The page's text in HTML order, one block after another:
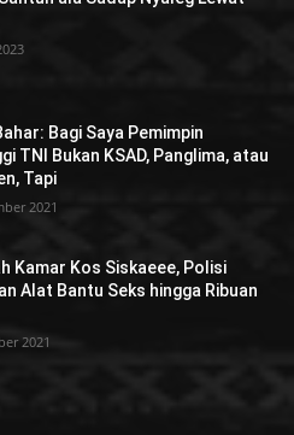
Bagi Saya Pemimpin
TNI Bukan KSAD, Panglima, atau
Tapi
2021
Kamar Kos Siskaeee, Polisi
Alat Bantu Seks hingga Ribuan
2021